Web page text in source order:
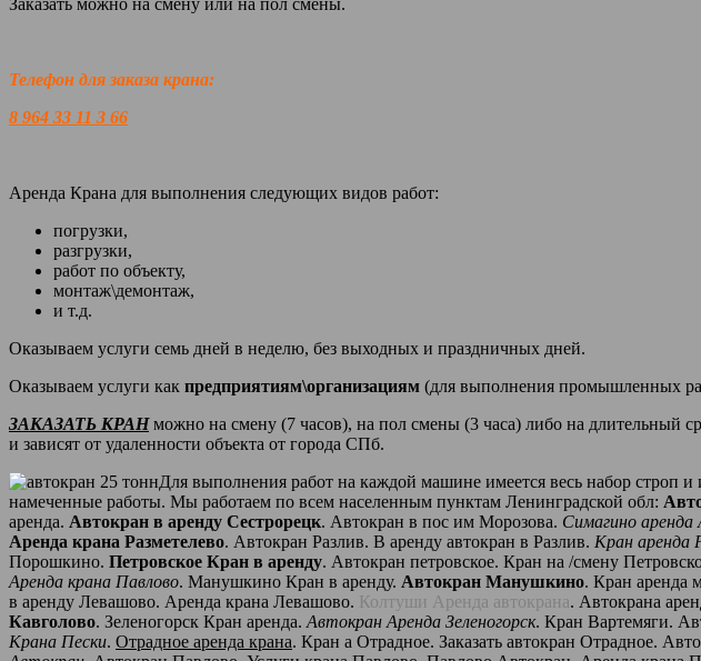
Телефон для заказа крана:
8 964 33 11 3 66
Аренда Крана для выполнения следующих видов работ:
погрузки,
разгрузки,
работ по объекту,
монтаж\демонтаж,
и т.д.
Оказываем услуги семь дней в неделю, без выходных и праздничных дней.
Оказываем услуги как предприятиям\организациям (для выполнения промышленных
ЗАКАЗАТЬ КРАНможно на смену (7 часов), на пол смены (3 часа) либо на длительный
и зависят от удаленности объекта от города СПб.
Для выполнения работ на каждой машине имеется весь набор
намеченные работы. Мы работаем по всем населенным пунктам Ленинградской обл:
аренда. Автокран в аренду Сестрорецк. Автокран в пос им Морозова. Симагино аренда
Аренда крана Разметелево. Автокран Разлив. В аренду автокран в Разлив. Кран аренда
Порошкино. Петровское Кран в аренду. Автокран петровское. Кран на /смену
Аренда крана Павлово. Манушкино Кран в аренду. Автокран Манушкино. Кран аренда
в аренду Левашово. Аренда крана Левашово. Колтуши Аренда автокрана. Автокрана
Кавголово. Зеленогорск Кран аренда. Автокран Аренда Зеленогорск. Кран Вартемяги.
Крана Пески. Отрадное аренда крана. Кран а Отрадное. Заказать автокран Отрадное.